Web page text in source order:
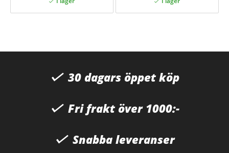
30 dagars öppet köp
Fri frakt över 1000:-
Snabba leveranser